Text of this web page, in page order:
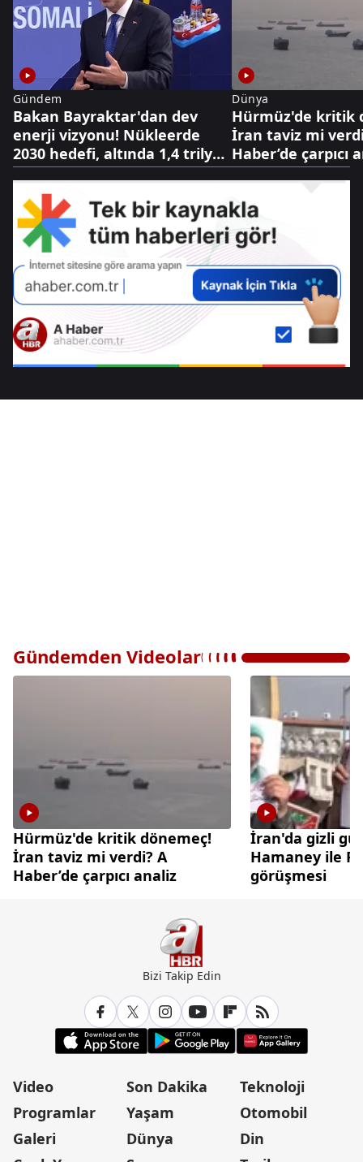
Gündem
Bakan Bayraktar'dan dev
enerji vizyonu! Nükleerde
2030 hedefi, altında 1,4 trilyon
dolarlık hazine
Dünya
Hürmüz'de kritik
İran taviz mi
Haber’de çarpıcı
Gündemden Videolar
Hürmüz'de kritik dönemeç!
İran taviz mi verdi? A
Haber’de çarpıcı analiz
İran'da gizli güç
Hamaney ile
görüşmesi
Bizi Takip Edin
Video
Programlar
Galeri
Son Dakika
Yaşam
Dünya
Teknoloji
Otomobil
Din